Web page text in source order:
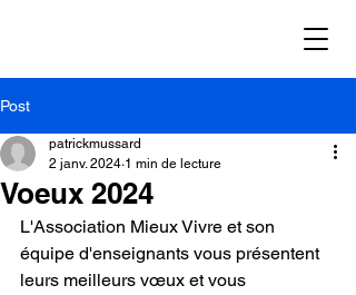
Post
Voeux 2024
patrickmussard
2 janv. 2024 1 min de lecture
L'Association Mieux Vivre et son
équipe d'enseignants vous présentent
leurs meilleurs vœux et vous